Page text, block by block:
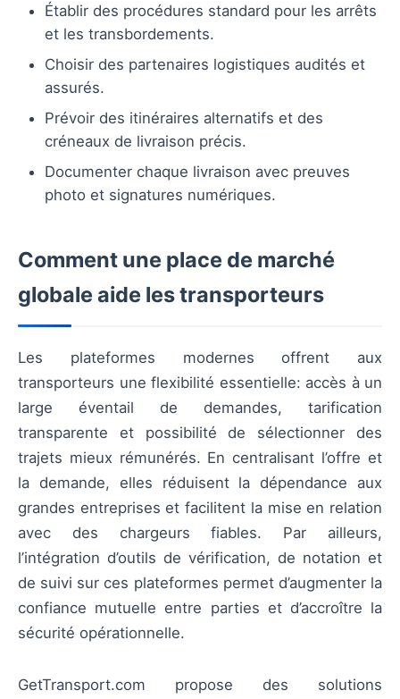
Établir des procédures standard pour les arrêts
et les transbordements.
Choisir des partenaires logistiques audités et
assurés.
Prévoir des itinéraires alternatifs et des
créneaux de livraison précis.
Documenter chaque livraison avec preuves
photo et signatures numériques.
Comment une place de marché
globale aide les transporteurs
Les plateformes modernes offrent aux
transporteurs une flexibilité essentielle: accès à un
large éventail de demandes, tarification
transparente et possibilité de sélectionner des
trajets mieux rémunérés. En centralisant l’offre et
la demande, elles réduisent la dépendance aux
grandes entreprises et facilitent la mise en relation
avec des chargeurs fiables. Par ailleurs,
l’intégration d’outils de vérification, de notation et
de suivi sur ces plateformes permet d’augmenter la
confiance mutuelle entre parties et d’accroître la
sécurité opérationnelle.
GetTransport.com propose des solutions